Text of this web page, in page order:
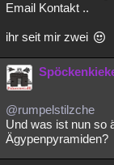
Email Kontakt ..
ihr seit mir zwei
@rumpelstilzche
Und was ist nun so
Ägypenpyramiden?